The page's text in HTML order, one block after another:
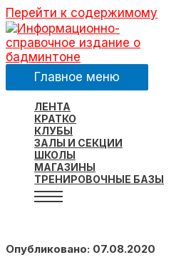
Перейти к содержимому
Главное меню
ЛЕНТА
КРАТКО
КЛУБЫ
ЗАЛЫ И СЕКЦИИ
ШКОЛЫ
МАГАЗИНЫ
ТРЕНИРОВОЧНЫЕ БАЗЫ
Опубликовано: 07.08.2020